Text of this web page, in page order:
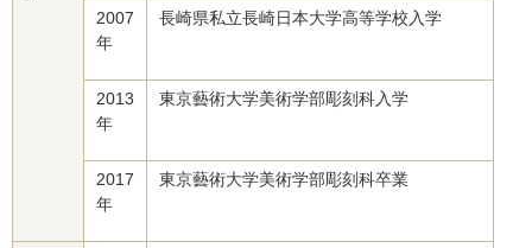
2007
年
長崎県私立長崎日本大学高等学校入学
2013
年
東京藝術大学美術学部彫刻科入学
2017
年
東京藝術大学美術学部彫刻科卒業